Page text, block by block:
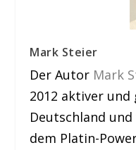
Mark Steier
Der Autor Mark
2012 aktiver
Deutschland
dem Platin-